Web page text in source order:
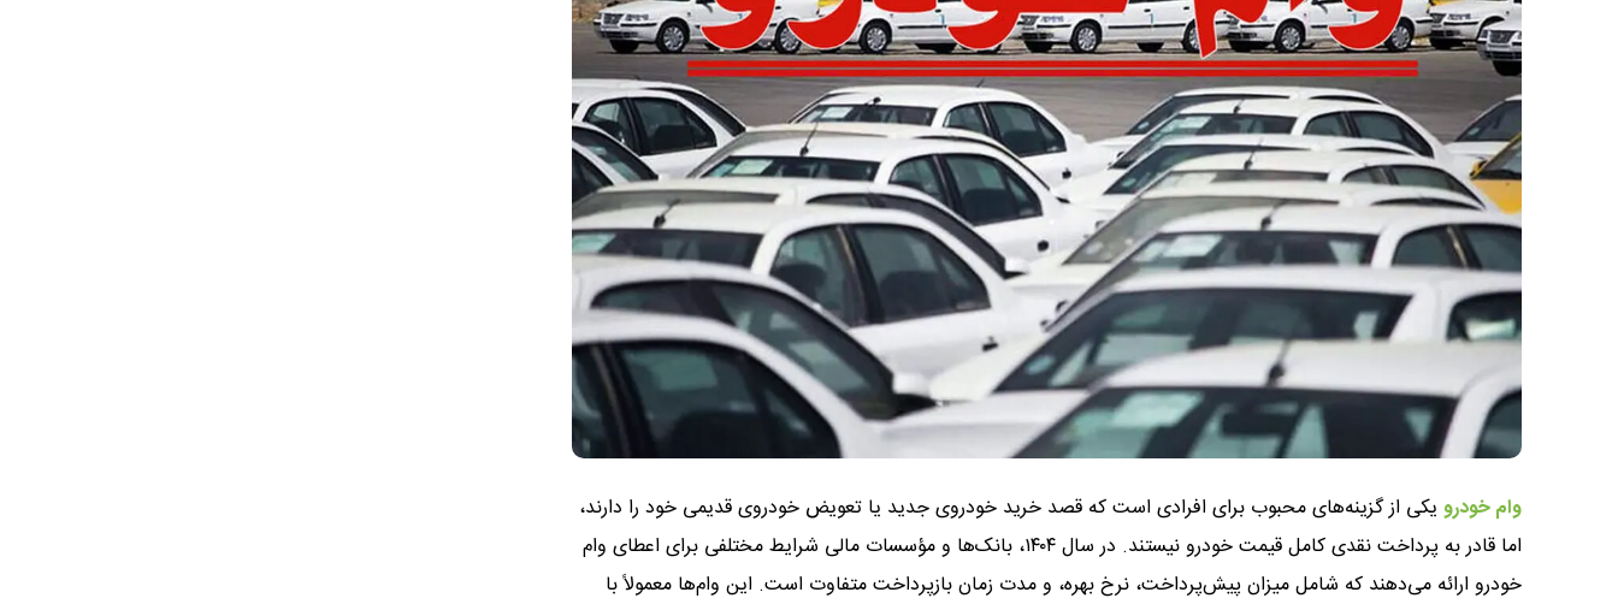
وام خودرو یکی از گزینه‌های محبوب برای افرادی است که قصد خرید خودروی جدید یا تعویض خودروی قدیمی خود را دارند،
اما قادر به پرداخت نقدی کامل قیمت خودرو نیستند. در سال ۱۴۰۴، بانک‌ها و مؤسسات مالی شرایط مختلفی برای اعطای وام
خودرو ارائه می‌دهند که شامل میزان پیش‌پرداخت، نرخ بهره، و مدت زمان بازپرداخت متفاوت است. این وام‌ها معمولاً با